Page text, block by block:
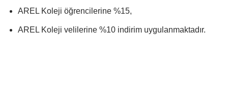
AREL Koleji öğrencilerine %15,
AREL Koleji velilerine %10 indirim uygulanmaktadır.